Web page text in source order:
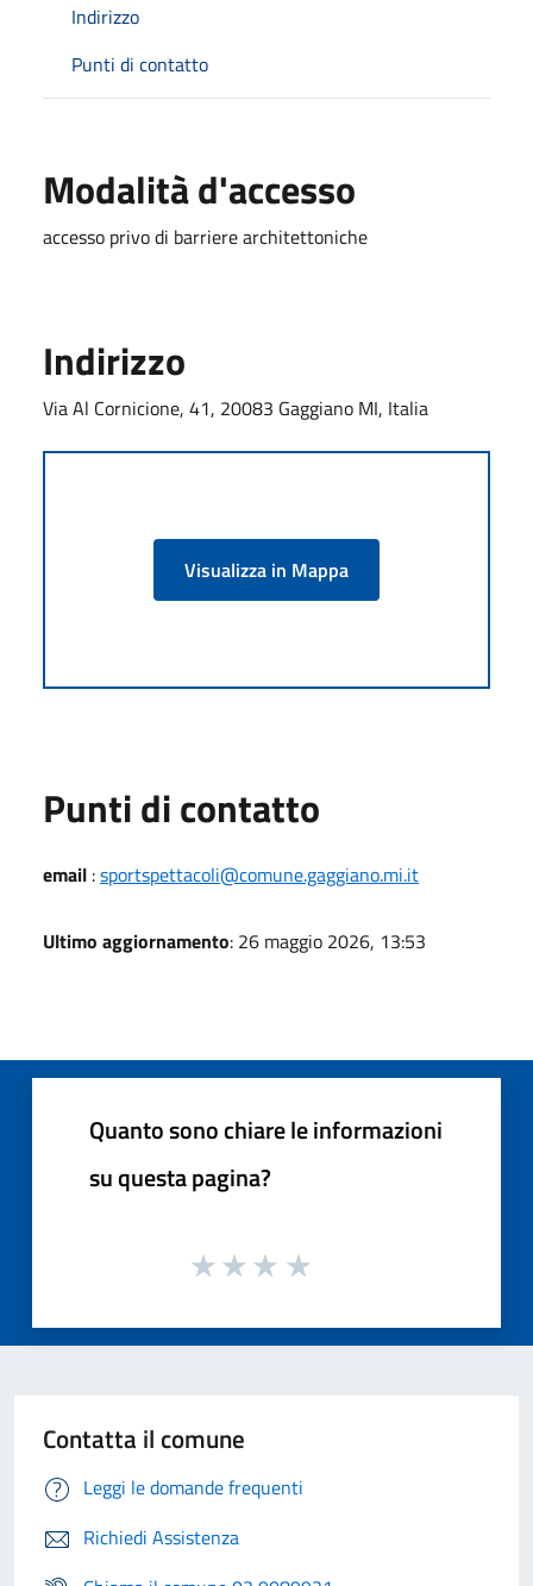
Indirizzo
Punti di contatto
Modalità d'accesso
accesso privo di barriere architettoniche
Indirizzo
Via Al Cornicione, 41, 20083 Gaggiano MI, Italia
Visualizza in Mappa
Punti di contatto
email :sportspettacoli@comune.gaggiano.mi.it
Ultimo aggiornamento: 26 maggio 2026, 13:53
Quanto sono chiare le informazioni
su questa pagina?
Contatta il comune
Leggi le domande frequenti
Richiedi Assistenza